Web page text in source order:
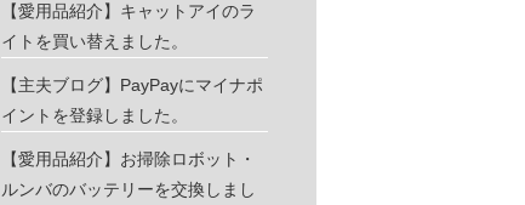
【愛用品紹介】キャットアイのラ
イトを買い替えました。
【主夫ブログ】PayPayにマイナポ
イントを登録しました。
【愛用品紹介】お掃除ロボット・
ルンバのバッテリーを交換しまし